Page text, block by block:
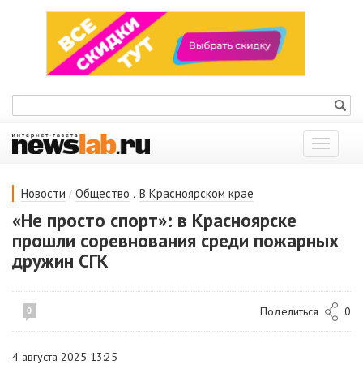
Показать
меню
Новости / Общество , В Красноярском крае
«Не просто спорт»: в Красноярске
прошли соревнования среди пожарных
дружин СГК
0 Поделиться 0
4 августа 2025 13:25